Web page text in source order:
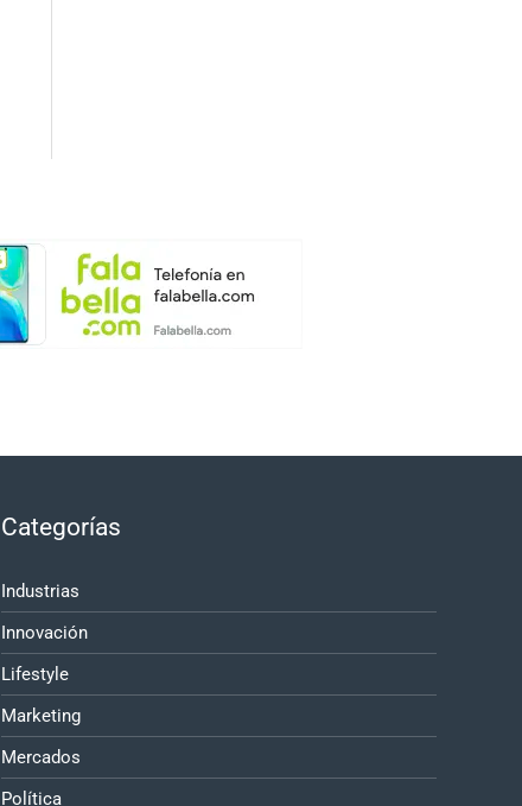
Categorías
Industrias
Innovación
Lifestyle
Marketing
Mercados
Política